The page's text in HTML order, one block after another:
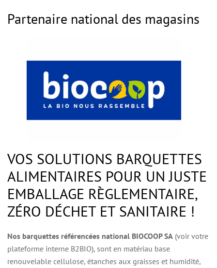
Partenaire national des magasins
VOS SOLUTIONS BARQUETTES
ALIMENTAIRES POUR UN JUSTE
EMBALLAGE RÈGLEMENTAIRE,
ZÉRO DÉCHET ET SANITAIRE !
Nos barquettes référencées national BIOCOOP SA (voir votre
plateforme interne B2BIO), sont en matériau base
renouvelable cellulose, étanches aux graisses et humidité,